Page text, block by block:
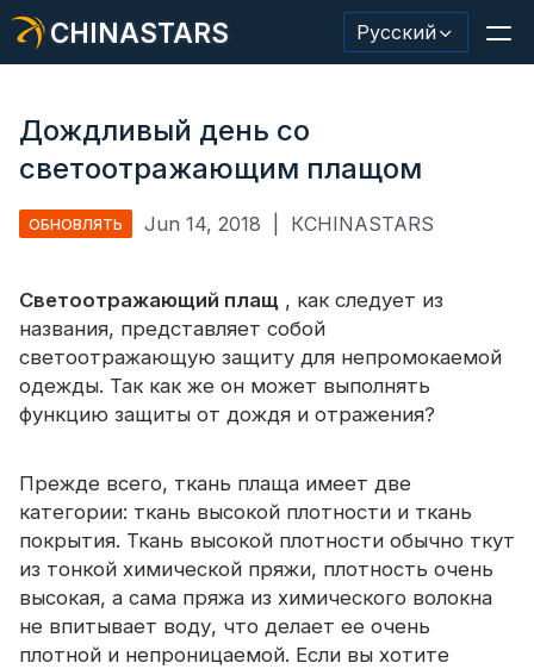
CHINASTARS Русский
Защитная одежда
Светящийся в темноте материал
Промышленная отделка для мытья
Новый продукт
Сертификат
Каталог
Видео
Дождливый день со
светоотражающим плащом
ОБНОВЛЯТЬ Jun 14, 2018 КCHINASTARS
Светоотражающий плащ , как следует из
названия, представляет собой
светоотражающую защиту для непромокаемой
одежды. Так как же он может выполнять
функцию защиты от дождя и отражения?
Прежде всего, ткань плаща имеет две
категории: ткань высокой плотности и ткань
покрытия. Ткань высокой плотности обычно ткут
из тонкой химической пряжи, плотность очень
высокая, а сама пряжа из химического волокна
не впитывает воду, что делает ее очень
плотной и непроницаемой. Если вы хотите